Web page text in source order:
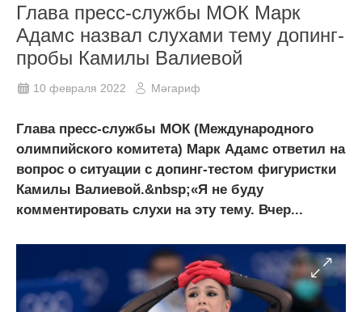
Глава пресс-службы МОК Марк
Адамс назвал слухами тему допинг-
пробы Камилы Валиевой
10 февраля 2022 Мәгариф
Глава пресс-службы МОК (Международного
олимпийского комитета) Марк Адамс ответил на
вопрос о ситуации с допинг-тестом фигуристки
Камилы Валиевой.&nbsp;«Я не буду
комментировать слухи на эту тему. Вчер...